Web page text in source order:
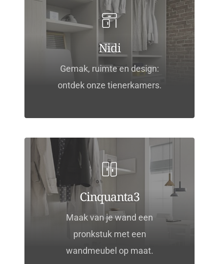
Nidi
Gemak, ruimte en design:
ontdek onze tienerkamers.
Cinquanta3
Maak van je wand een
pronkstuk met een
wandmeubel op maat.